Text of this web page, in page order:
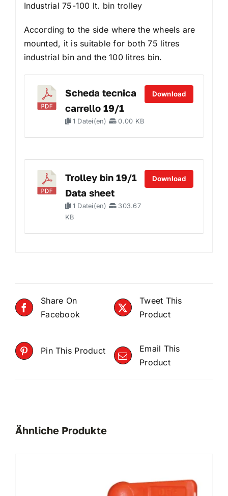
Industrial 75-100 lt. bin trolley
According to the side where the wheels are
mounted, it is suitable for both 75 litres
industrial bin and the 100 litres bin.
Scheda tecnica
carrello 19/1
1 Datei(en) 0.00 KB
Download
Trolley bin 19/1
Data sheet
1 Datei(en)
303.67
KB
Download
Share On
Facebook
Tweet This
Product
Pin This Product
Email This
Product
Ähnliche Produkte